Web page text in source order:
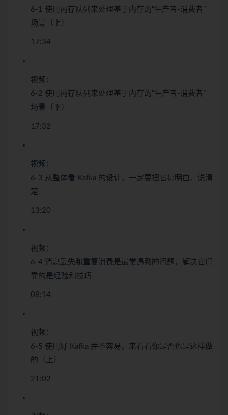
6-1 使用内存队列来处理基于内存的“生产者-消费者”
场景（上）
17:34
视频：
6-2 使用内存队列来处理基于内存的“生产者-消费者”
场景（下）
17:32
视频：
6-3 从整体看 Kafka 的设计，一定要把它搞明白、说清
楚
13:20
视频：
6-4 消息丢失和重复消费是最常遇到的问题，解决它们
靠的是经验和技巧
08:14
视频：
6-5 使用好 Kafka 并不容易，来看看你是否也是这样做
的（上）
21:02